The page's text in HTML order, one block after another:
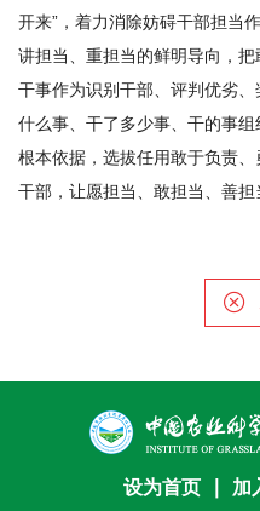
开来”，着力消除妨碍干部担当
讲担当、重担当的鲜明导向，
干事作为识别干部、评判优劣
什么事、干了多少事、干的事
根本依据，选拔任用敢于负责
干部，让愿担当、敢担当、善担
设为首页 加